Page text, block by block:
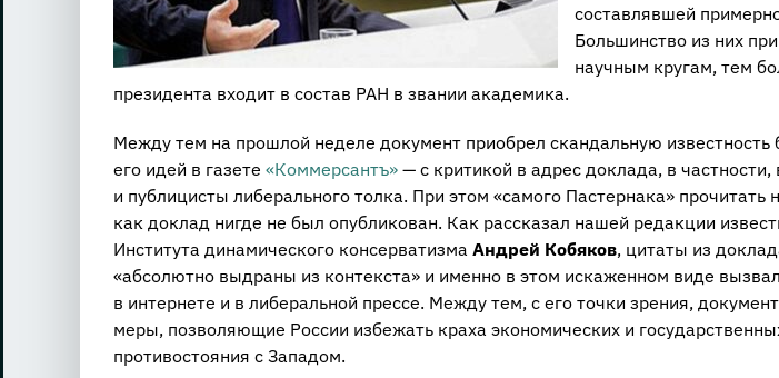
составлявшей
Большинство из них
научным кругам, тем
президента входит в состав РАН в звании академика.
Между тем на прошлой неделе документ приобрел скандальную
его идей в газете «Коммерсантъ» — с критикой в адрес доклада, в
и публицисты либерального толка. При этом «самого Пастернака»
как доклад нигде не был опубликован. Как рассказал нашей редакции
Института динамического консерватизма Андрей Кобяков, цитаты из
«абсолютно выдраны из контекста» и именно в этом искаженном виде
в интернете и в либеральной прессе. Между тем, с его точки зрения,
меры, позволяющие России избежать краха экономических и
противостояния с Западом.